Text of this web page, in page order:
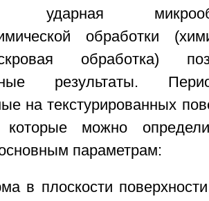
ударная
обработки
обработка)
результаты.
на текстурированных
которые можно
параметрам:
в плоскости